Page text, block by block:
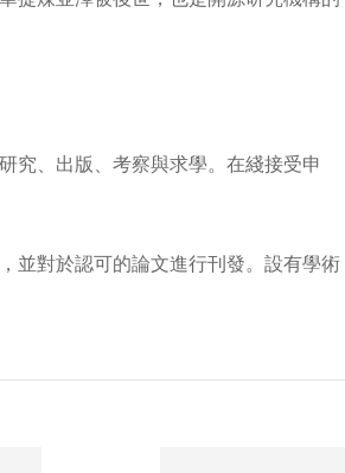
究、出版、考察與求學。在綫接受申
並對於認可的論文進行刊發。設有學術